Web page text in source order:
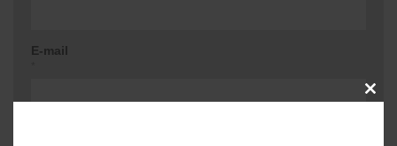
E-mail
CLOSE